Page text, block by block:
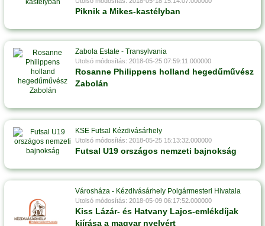
Piknik a Mikes-kastélyban
Zabola Estate - Transylvania
Utolsó módosítás: 2018-05-25 07:59:11.000000
Rosanne Philippens holland hegedűművész
Zabolán
KSE Futsal Kézdivásárhely
Utolsó módosítás: 2018-05-25 15:13:32.000000
Futsal U19 országos nemzeti bajnokság
Városháza - Kézdivásárhely Polgármesteri Hivatala
Utolsó módosítás: 2018-05-09 06:17:52.000000
Kiss Lázár- és Hatvany Lajos-emlékdíjak
kiírása a magyar nyelvért